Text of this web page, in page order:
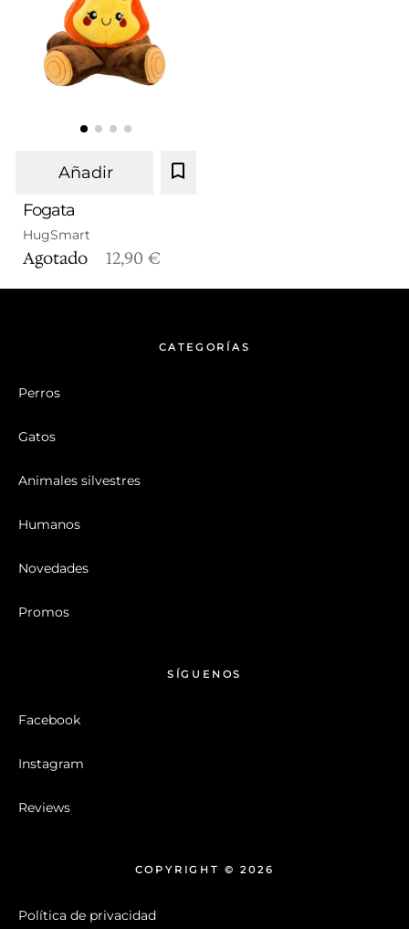
Añadir
Fogata
HugSmart
Agotado 12,90 €
CATEGORÍAS
Perros
Gatos
Animales silvestres
Humanos
Novedades
Promos
SÍGUENOS
Facebook
Instagram
Reviews
COPYRIGHT © 2026
Política de privacidad